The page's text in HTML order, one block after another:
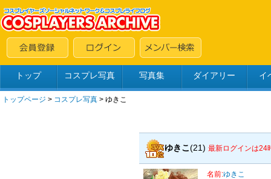
トップ コスプレ写真 写真集 ダイアリー イ
トップページ > コスプレ写真 > ゆきこ
ゆきこ(21) 最新ログインは24
名前:ゆきこ